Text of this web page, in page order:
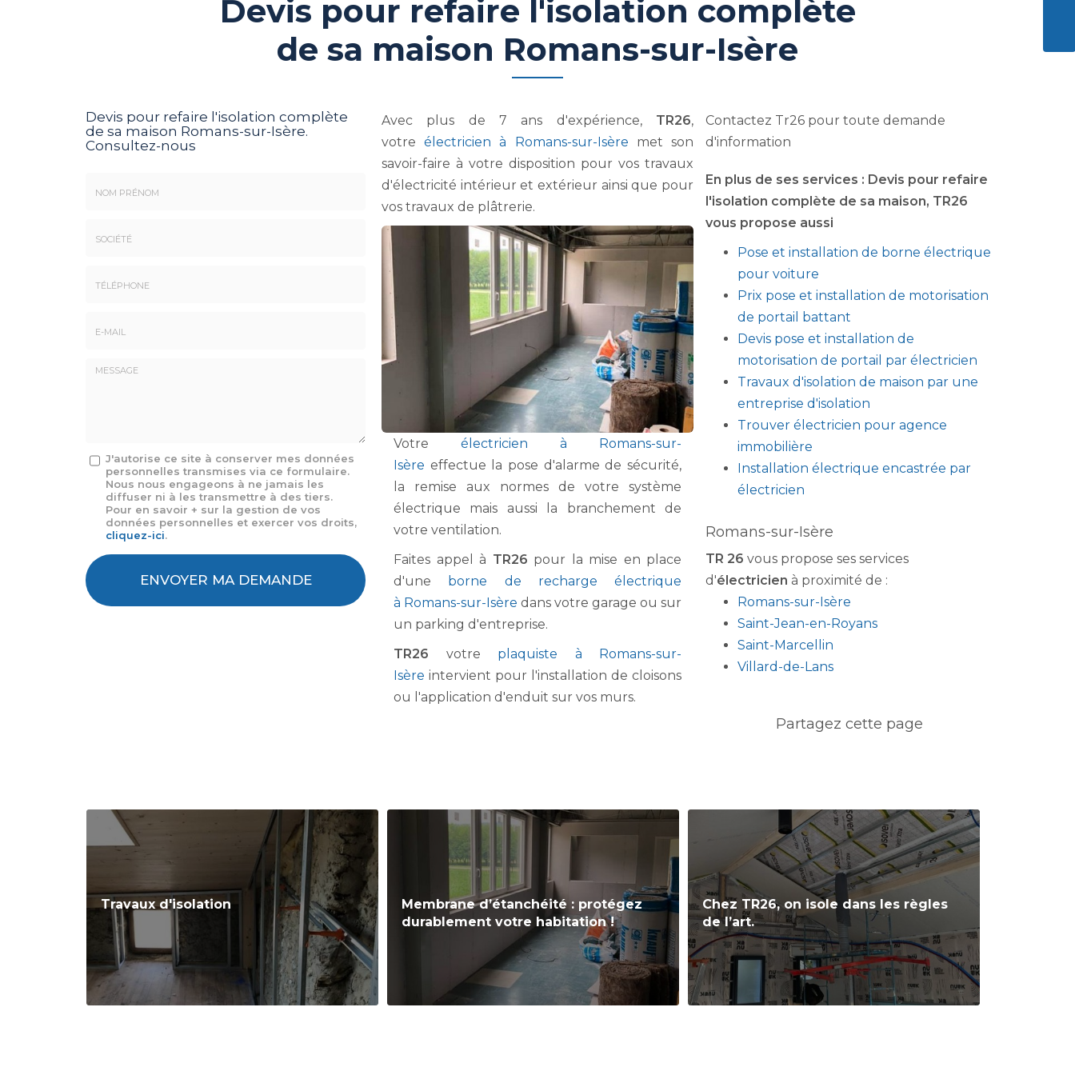
Devis pour refaire l'isolation complète
de sa maison Romans-sur-Isère
Devis pour refaire l'isolation complète
de sa maison Romans-sur-Isère.
Consultez-nous
Message
J'autorise ce site à conserver mes données
personnelles transmises via ce formulaire.
Nous nous engageons à ne jamais les
diffuser ni à les transmettre à des tiers.
Pour en savoir + sur la gestion de vos
données personnelles et exercer vos droits,
cliquez-ici.
Acceptation
RGPD
ENVOYER MA DEMANDE
Avec plus de 7 ans d'expérience, TR26,
votreélectricien à Romans-sur-Isère met son
savoir-faire à votre disposition pour vos travaux
d'électricité intérieur et extérieur ainsi que pour
vos travaux de plâtrerie.
Votre électricien à Romans-sur-
Isère effectue la pose d'alarme de sécurité,
la remise aux normes de votre système
électrique mais aussi la branchement de
votre ventilation.
Faites appel à TR26 pour la mise en place
d'une borne de recharge électrique
à Romans-sur-Isère dans votre garage ou sur
un parking d'entreprise.
TR26 votre plaquiste à Romans-sur-
Isère intervient pour l'installation de cloisons
ou l'application d'enduit sur vos murs.
Contactez Tr26 pour toute demande
d'information
En plus de ses services : Devis pour refaire
l'isolation complète de sa maison, TR26
vous propose aussi
Pose et installation de borne électrique
pour voiture
Prix pose et installation de motorisation
de portail battant
Devis pose et installation de
motorisation de portail par électricien
Travaux d'isolation de maison par une
entreprise d'isolation
Trouver électricien pour agence
immobilière
Installation électrique encastrée par
électricien
Romans-sur-Isère
TR 26 vous propose ses services
d'électricien à proximité de :
Romans-sur-Isère
Saint-Jean-en-Royans
Saint-Marcellin
Villard-de-Lans
Travaux d'isolation
Membrane d’étanchéité : protégez
durablement votre habitation !
Chez TR26, on isole dans les règles
de l’art.